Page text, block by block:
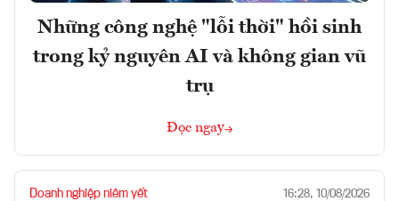
Những công nghệ "lỗi thời" hồi sinh
trong kỷ nguyên AI và không gian vũ
trụ
Đọc ngay
Doanh nghiệp niêm yết 16:28, 10/08/2026